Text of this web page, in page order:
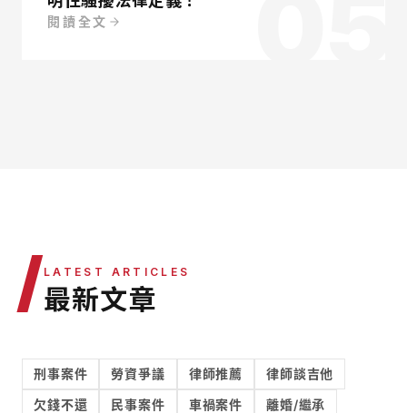
閱讀全文 05
/LATEST ARTICLES
最新文章
刑事案件 勞資爭議 律師推薦
律師談吉他
欠錢不還
民事案件 車禍案件 離婚/繼承